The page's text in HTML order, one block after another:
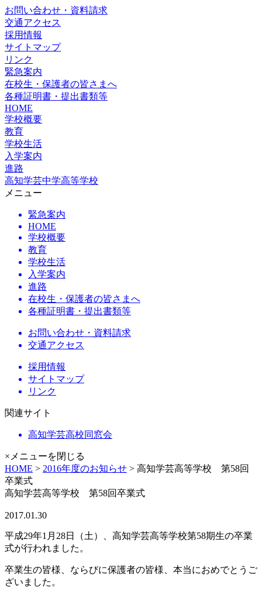
お問い合わせ・資料請求
交通アクセス
採用情報
サイトマップ
リンク
緊急案内
在校生・保護者の皆さまへ
各種証明書・提出書類等
HOME
学校概要
教育
学校生活
入学案内
進路
高知学芸中学高等学校
メニュー
緊急案内
HOME
学校概要
教育
学校生活
入学案内
進路
在校生・保護者の皆さまへ
各種証明書・提出書類等
お問い合わせ・資料請求
交通アクセス
採用情報
サイトマップ
リンク
関連サイト
高知学芸高校同窓会
×メニューを閉じる
HOME > 2016年度のお知らせ > 高知学芸高等学校 第58回
卒業式
高知学芸高等学校 第58回卒業式
2017.01.30
平成29年1月28日（土）、高知学芸高等学校第58期生の卒業
式が行われました。
卒業生の皆様、ならびに保護者の皆様、本当におめでとうご
ざいました。